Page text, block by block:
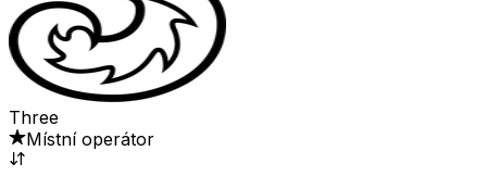
Three
Místní operátor